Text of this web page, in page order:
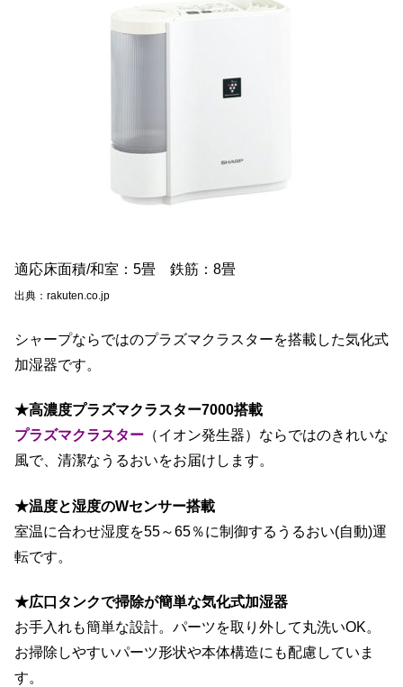
適応床面積/和室：5畳 鉄筋：8畳
出典：rakuten.co.jp
シャープならではのプラズマクラスターを搭載した気化式
加湿器です。
★高濃度プラズマクラスター7000搭載
プラズマクラスター （イオン発生器）ならではのきれいな
風で、清潔なうるおいをお届けします。
★温度と湿度のWセンサー搭載
室温に合わせ湿度を55～65％に制御するうるおい(自動)運
転です。
★広口タンクで掃除が簡単な気化式加湿器
お手入れも簡単な設計。パーツを取り外して丸洗いOK。
お掃除しやすいパーツ形状や本体構造にも配慮していま
す。